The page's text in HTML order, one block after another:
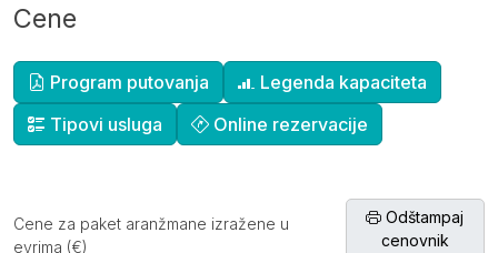
Cene
Cene za paket aranžmane izražene u
evrima (€)
Odštampaj
cenovnik
Dopunske informacije
Program putovanja
Legenda kapaciteta
Tipovi usluga
Online rezervacije